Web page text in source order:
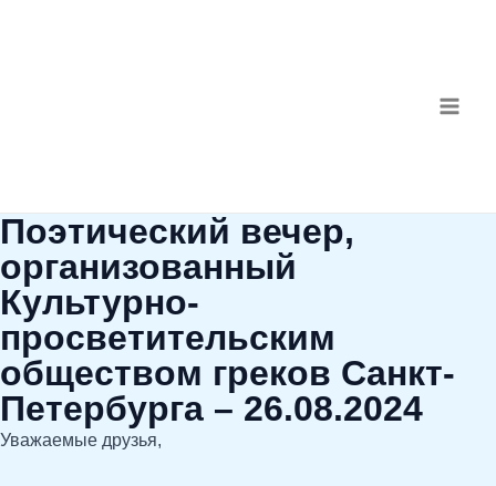
Поэтический вечер,
организованный
Культурно-
просветительским
обществом греков Санкт-
Петербурга – 26.08.2024
Уважаемые друзья,